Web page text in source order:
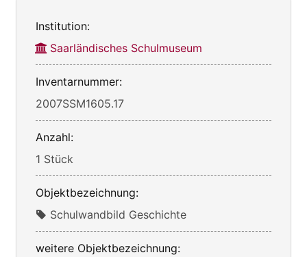
Institution:
Saarländisches Schulmuseum
Inventarnummer:
2007SSM1605.17
Anzahl:
1 Stück
Objektbezeichnung:
Schulwandbild Geschichte
weitere Objektbezeichnung: